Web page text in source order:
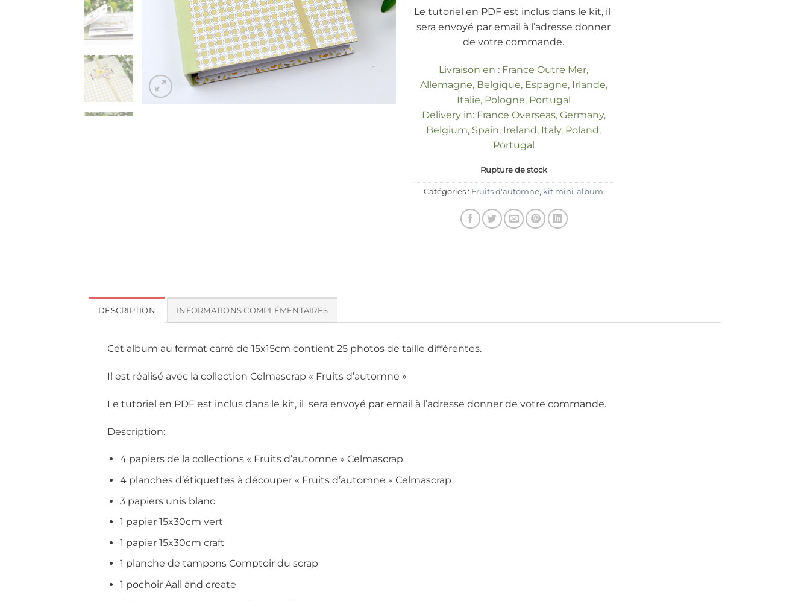
Le tutoriel en PDF est inclus dans le kit, il
sera envoyé par email à l’adresse donner
de votre commande.
Livraison en : France Outre Mer,
Allemagne, Belgique, Espagne, Irlande,
Italie, Pologne, Portugal
Delivery in: France Overseas, Germany,
Belgium, Spain, Ireland, Italy, Poland,
Portugal
Rupture de stock
Catégories : Fruits d'automne, kit mini-album
DESCRIPTION INFORMATIONS COMPLÉMENTAIRES
Cet album au format carré de 15x15cm contient 25 photos de taille différentes.
Il est réalisé avec la collection Celmascrap « Fruits d’automne »
Le tutoriel en PDF est inclus dans le kit, il sera envoyé par email à l’adresse donner de votre commande.
Description:
4 papiers de la collections « Fruits d’automne » Celmascrap
4 planches d’étiquettes à découper « Fruits d’automne » Celmascrap
3 papiers unis blanc
1 papier 15x30cm vert
1 papier 15x30cm craft
1 planche de tampons Comptoir du scrap
1 pochoir Aall and create